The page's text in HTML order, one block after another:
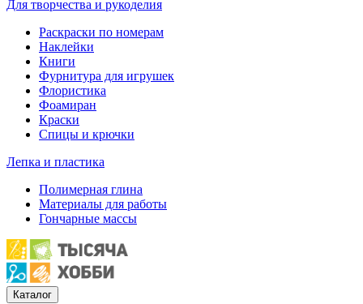
Для творчества и рукоделия
Раскраски по номерам
Наклейки
Книги
Фурнитура для игрушек
Флористика
Фоамиран
Краски
Спицы и крючки
Лепка и пластика
Полимерная глина
Материалы для работы
Гончарные массы
Каталог